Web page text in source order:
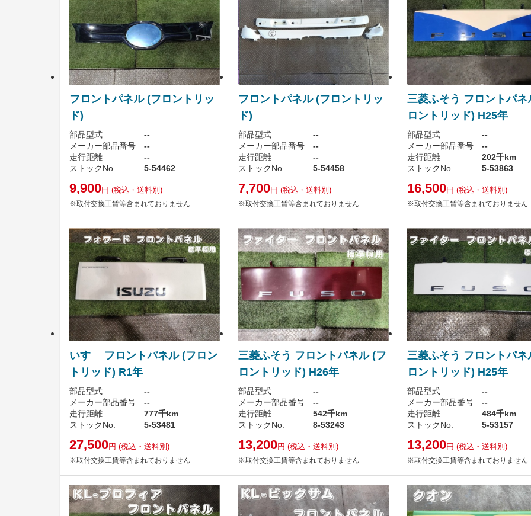
フロントパネル (フロントリッ
ド)
部品型式
--
メーカー部品番号
--
走行距離
--
ストックNo.
5-54462
9,900円 (税込・送料別)
※取付交換工賃等含まれておりません
フロントパネル (フロントリッ
ド)
部品型式
--
メーカー部品番号
--
走行距離
--
ストックNo.
5-54458
7,700円 (税込・送料別)
※取付交換工賃等含まれておりません
三菱ふそう フロントパネ
ロントリッド) H25年
部品型式
--
メーカー部品番号
--
走行距離
202千km
ストックNo.
5-53863
16,500円 (税込・送料別)
※取付交換工賃等含まれておりません
いすゞ フロントパネル (フロン
トリッド) R1年
部品型式
--
メーカー部品番号
--
走行距離
777千km
ストックNo.
5-53481
27,500円 (税込・送料別)
※取付交換工賃等含まれておりません
三菱ふそう フロントパネル (フ
ロントリッド) H26年
部品型式
--
メーカー部品番号
--
走行距離
542千km
ストックNo.
8-53243
13,200円 (税込・送料別)
※取付交換工賃等含まれておりません
三菱ふそう フロントパネ
ロントリッド) H25年
部品型式
--
メーカー部品番号
--
走行距離
484千km
ストックNo.
5-53157
13,200円 (税込・送料別)
※取付交換工賃等含まれておりません